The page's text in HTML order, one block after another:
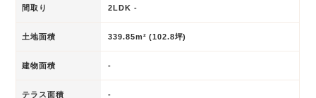
間取り 2LDK -
土地面積 339.85m² (102.8坪)
建物面積 -
テラス面積 -